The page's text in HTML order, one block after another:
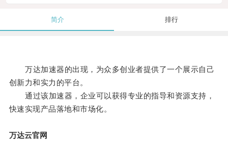
简介 排行
万达加速器的出现，为众多创业者提供了一个展示自己
创新力和实力的平台。
通过该加速器，企业可以获得专业的指导和资源支持，
快速实现产品落地和市场化。
万达云官网